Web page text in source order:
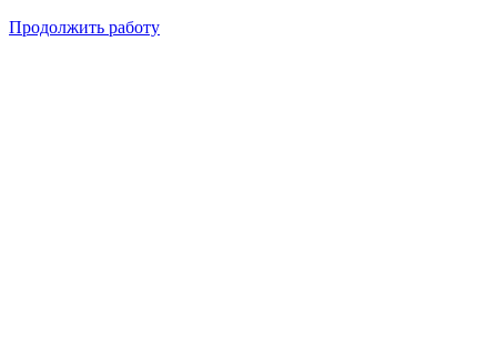
Продолжить работу